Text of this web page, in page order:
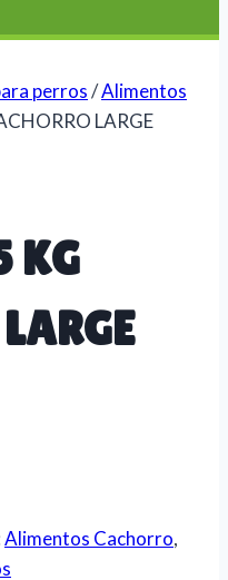
perros/Alimentos
LARGE
KG
Alimentos Cachorro,